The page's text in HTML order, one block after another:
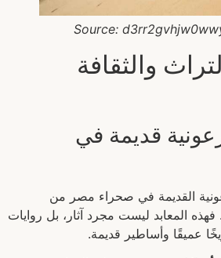
Source:
والثقافة
قديمة في
القديمة في صحراء مصر من
فهذه المعابد ليست مجرد آثار، بل روايات
عميقًا وأساطير قديمة.